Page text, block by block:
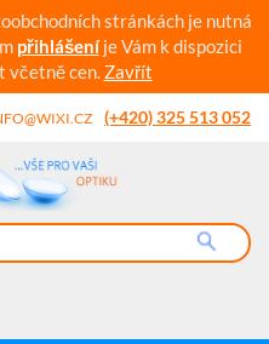
stránkách je nutná
přihlášeníje Vám k dispozici
včetně cen. Zavřít
(+420) 325 513 052